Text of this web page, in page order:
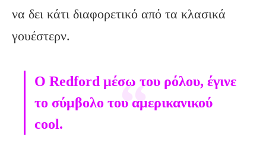
να δει κάτι διαφορετικό από τα κλασικά
γουέστερν.
Ο Redford μέσω του ρόλου, έγινε
το σύμβολο του αμερικανικού
cool.